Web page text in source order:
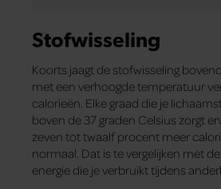
Stofwisseling
Koorts jaagt de stofwisseling
met een verhoogde temperatuur
calorieën. Elke graad die je
boven de 37 graden Celsius zorgt
zeven tot twaalf procent meer
normaal. Dat is te vergelijken met
energie die je verbruikt tijdens